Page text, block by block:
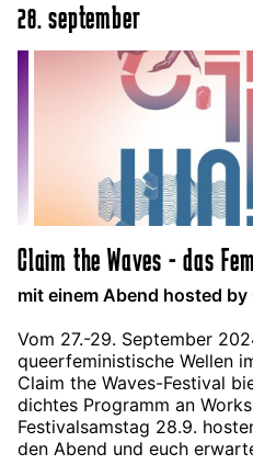
28. september
Claim the Waves - das
mit einem Abend hosted by
Vom 27.-29. September
queerfeministische Wellen
Claim the Waves-Festival
dichtes Programm an
Festivalsamstag 28.9.
den Abend und euch